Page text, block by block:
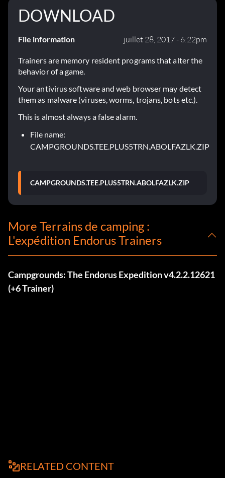
DOWNLOAD
File information juillet 28, 2017 - 6:22pm
Trainers are memory resident programs that alter the
behavior of a game.
Your antivirus software and web browser may detect
them as malware (viruses, worms, trojans, bots etc.).
This is almost always a false alarm.
File name:
CAMPGROUNDS.TEE.PLUS5TRN.ABOLFAZLK.ZIP
CAMPGROUNDS.TEE.PLUS5TRN.ABOLFAZLK.ZIP
More Terrains de camping :
L'expédition Endorus Trainers
Campgrounds: The Endorus Expedition v4.2.2.12621
(+6 Trainer)
RELATED CONTENT